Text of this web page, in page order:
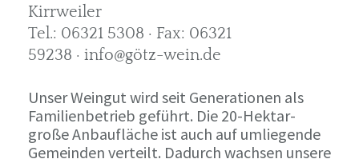
Kirrweiler
Tel.: 06321 5308 · Fax: 06321
59238 · info@götz-wein.de
Unser Weingut wird seit Generationen als
Familienbetrieb geführt. Die 20-Hektar-
große Anbaufläche ist auch auf umliegende
Gemeinden verteilt. Dadurch wachsen unsere